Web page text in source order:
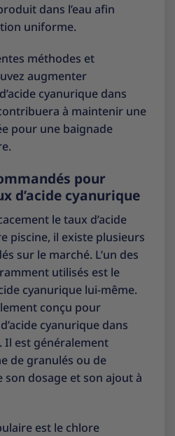
dans l’eau afin
uniforme.
méthodes et
augmenter
cyanurique dans
à maintenir une
pour une baignade
pour
d’acide cyanurique
le taux d’acide
piscine, il existe plusieurs
sur le marché. L’un des
utilisés est le
cyanurique lui-même.
conçu pour
cyanurique dans
Il est généralement
de granulés ou de
dosage et son ajout à
est le chlore